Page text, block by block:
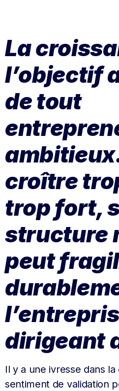
La
l’objectif
de tout
croître
trop fort,
structure
peut
dirigeant
Il y a une ivresse dans
sentiment de validation